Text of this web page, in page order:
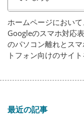
ホームページにおい
Googleのスマホ対応
のパソコン離れとス
トフォン向けのサイ
最近の記事